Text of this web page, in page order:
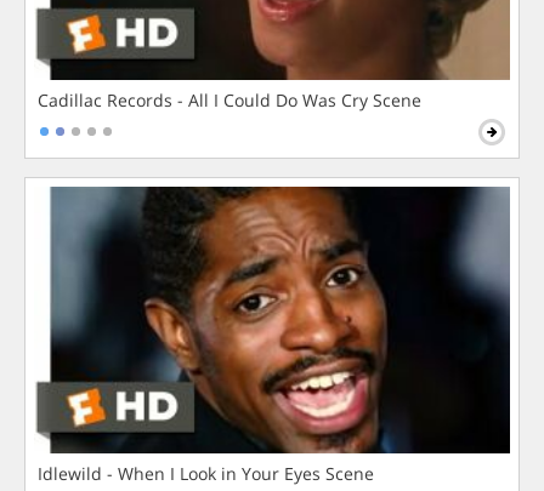
Cadillac Records - All I Could Do Was Cry Scene
Idlewild - When I Look in Your Eyes Scene